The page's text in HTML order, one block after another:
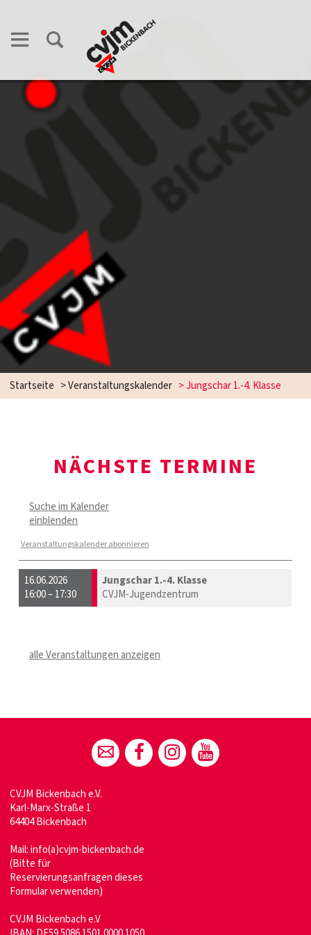
Startseite > Veranstaltungskalender > Jungschar 1.-4. Klasse
NÄCHSTE TERMINE
Suche im Kalender
einblenden
Veranstaltungskalender abonnieren
16.06.2026
16:00 – 17:30
Jungschar 1.-4. Klasse
CVJM-Jugendzentrum
alle Veranstaltungen anzeigen
CVJM Bickenbach e.V.
Karl-Marx-Straße 1
64404 Bickenbach
Mail:info(a)cvjm-bickenbach.de
(Bitte für
Reservierungsanfragen dieses
Formular verwenden)
CVJM Bickenbach e.V